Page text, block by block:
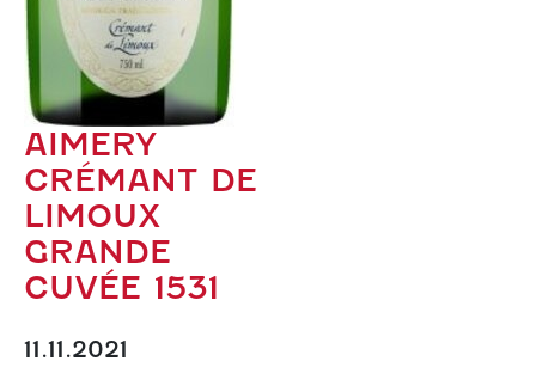
AIMERY
CRÉMANT DE
LIMOUX
GRANDE
CUVÉE 1531
11.11.2021